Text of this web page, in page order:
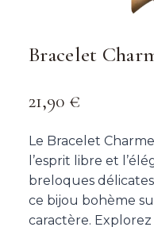
Bracelet
21,90 €
Le Bracelet
l’esprit libre et
breloques
ce bijou bohème
caractère.